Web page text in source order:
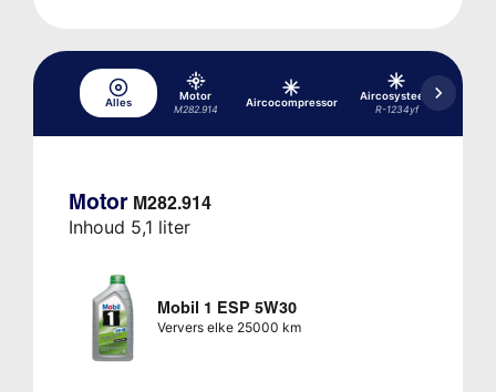
Alles
Motor
M282.914
Aircocompressor
Aircosysteem
R-1234yf
Motor M282.914
Inhoud 5,1 liter
Mobil 1 ESP 5W30
Ververs elke 25000 km